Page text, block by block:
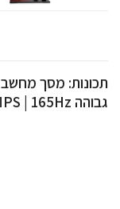
גבוהה HP | 8AC94AS | 27I | Omen | IPS | 165Hz